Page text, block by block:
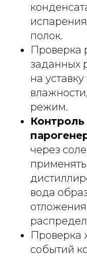
полок.
Проверка
заданных
на
режим.
через
применять
вода
Проверка
событий